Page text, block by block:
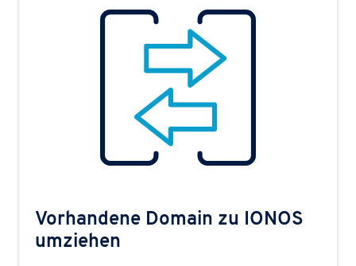
Vorhandene Domain zu IONOS
umziehen